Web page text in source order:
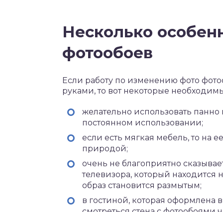
Несколько
фотообоев
Если работу по изменению фото
руками, то вот некоторые
желательно использовать панно
постоянном использовании;
если есть мягкая мебель, то на
природой;
очень не благоприятно
телевизора, который находится
образ становится размытым;
в гостиной, которая оформлена